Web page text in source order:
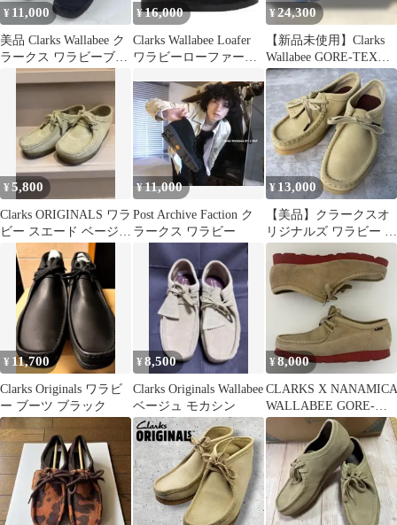
¥ 11,000
美品 Clarks Wallabee ク
ラークス ワラビーブー
¥16,000
Clarks Wallabee Loafer
ワラビーローファー
¥24,300
【新品未使用】Clarks
Wallabee GORE-TEX
Black
¥5,800
Clarks ORIGINALS ワラ
ビー スエード ベージュ
23.5cm
¥11,000
Post Archive Faction ク
ラークス ワラビー
¥ 13,000
【美品】クラークスオ
リジナルズ ワラビー メ
ープルスエード 24cm
¥ 11,700
Clarks Originals ワラビ
ー ブーツ ブラック
¥8,500
Clarks Originals Wallabee
ベージュ モカシン
¥8,000
CLARKS X NANAMICA
WALLABEE GORE-
TEX